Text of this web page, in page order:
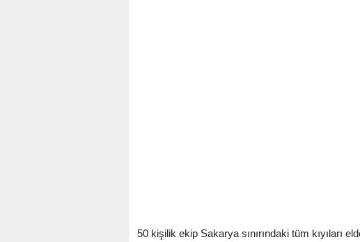
50 kişilik ekip Sakarya sınırındaki tüm kıyıları